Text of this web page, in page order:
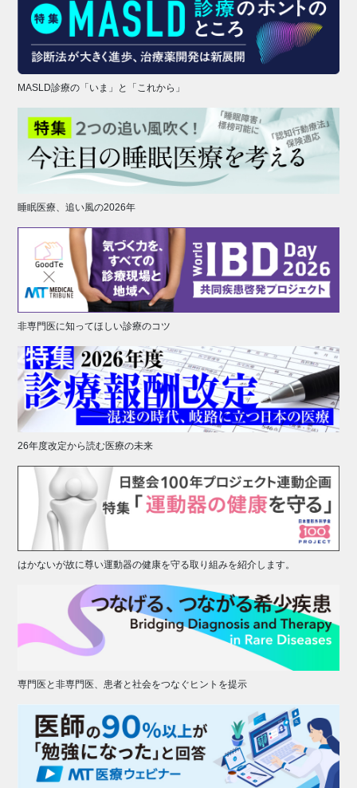
MASLD診療の「いま」と「これから」
睡眠医療、追い風の2026年
非専門医に知ってほしい診療のコツ
26年度改定から読む医療の未来
はかないが故に尊い運動器の健康を守る取り組みを紹介します。
専門医と非専門医、患者と社会をつなぐヒントを提示